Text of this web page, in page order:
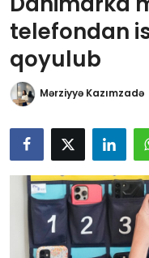
Qəzetə
Haqqımızda
Reklam və elan
Biz kimik?
Bütün xəbərlər
Gündəlik
telefondan
qoyulub
Mərziyyə Kazımzadə